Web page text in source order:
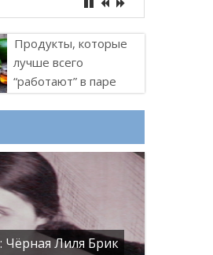
Продукты, которые
лучше всего
“работают” в паре
Чёрная Лиля Брик